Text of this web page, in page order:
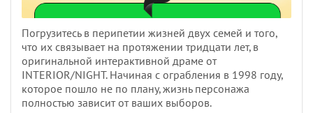
Погрузитесь в перипетии жизней двух семей и того,
что их связывает на протяжении тридцати лет, в
оригинальной интерактивной драме от
INTERIOR/NIGHT. Начиная с ограбления в 1998 году,
которое пошло не по плану, жизнь персонажа
полностью зависит от ваших выборов.